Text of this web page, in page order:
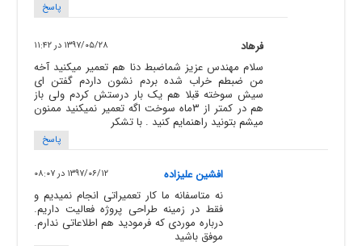
پاسخ
فرهاد ۱۳۹۷/۰۵/۲۸ در ۱۱:۴۲
سلام مهندس عزیز شماضبط دنا هم تعمیر میکنید آخه
من ضبطم خراب شده بردم نشون داردم گفتن ای
سیش سوخته قبلا هم یک بار درستش کردم ولی باز
هم در کمتر از ۳ماه سوخت اگه تعمیر نمیکنید ممنون
میشم بتونید راهنمایم کنید . با تشکر
پاسخ
افشین علیزاده ۱۳۹۷/۰۶/۱۲ در ۰۸:۰۷
نه متاسفانه ما کار تعمیراتی انجام نمیدیم و
فقط در زمینه طراحی پروژه فعالیت داریم.
درباره موردی که فرمودید هم اطلاعاتی ندارم.
موفق باشید